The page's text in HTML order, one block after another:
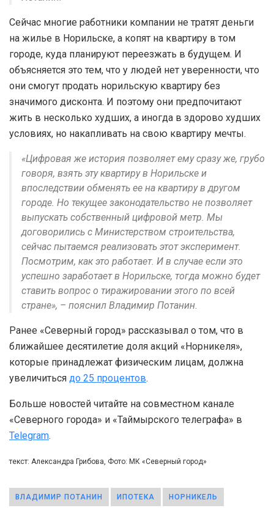
Сейчас многие работники компании не тратят деньги
на жилье в Норильске, а копят на квартиру в том
городе, куда планируют переезжать в будущем. И
объясняется это тем, что у людей нет уверенности, что
они смогут продать норильскую квартиру без
значимого дисконта. И поэтому они предпочитают
жить в несколько худших, а иногда в здорово худших
условиях, но накапливать на свою квартиру мечты.
«Цифровая же история позволяет ему сразу же, грубо
говоря, взять эту квартиру в Норильске и
впоследствии обменять ее на квартиру в другом
городе. Но текущее законодательство не позволяет
выпускать собственный цифровой метр. Мы
договорились с Министерством строительства,
сейчас пытаемся реализовать этот эксперимент.
Посмотрим, как это работает. И в случае если это
успешно заработает в Норильске, тогда можно будет
ставить вопрос о тиражировании этого по всей
стране», – пояснил Владимир Потанин.
Ранее «Северный город» рассказывал о том, что в
ближайшее десятилетие доля акций «Норникеля»,
которые принадлежат физическим лицам, должна
увеличиться до 25 процентов.
Больше новостей читайте на совместном канале
«Северного города» и «Таймырского телеграфа» в
Telegram.
текст: Александра Грибова, Фото: МК «Северный город»
ВЛАДИМИР ПОТАНИН ИПОТЕКА НОРНИКЕЛЬ